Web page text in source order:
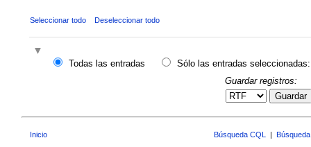
Seleccionar todo Deseleccionar todo
Todas las entradas
Sólo las entradas seleccionadas:
Guardar registros:
Guardar
Inicio Búsqueda CQL